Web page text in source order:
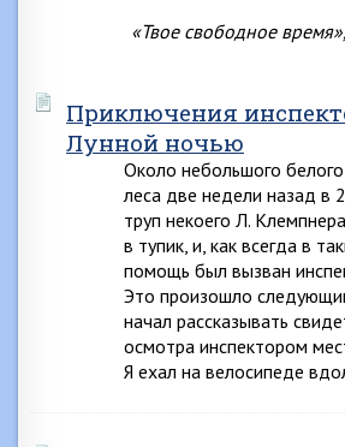
«Твое свободное
Приключения
Лунной ночью
Около небольшого
леса две недели назад в
труп некоего Л.
в тупик, и, как всегда в
помощь был вызван
Это произошло
начал рассказывать
осмотра инспектором
Я ехал на велосипеде